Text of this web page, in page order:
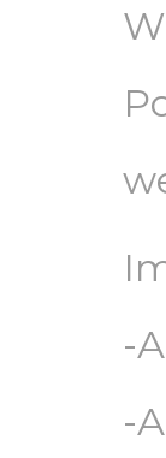
-
-